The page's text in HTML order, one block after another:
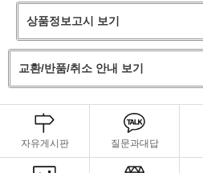
상품정보고시 보기
교환/반품/취소 안내 보기
자유게시판 질문과대답